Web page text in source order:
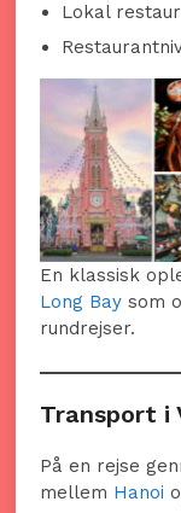
Lokal
En klassisk
Long Bay som
rundrejser.
Transport i
På en rejse
mellem Hanoi